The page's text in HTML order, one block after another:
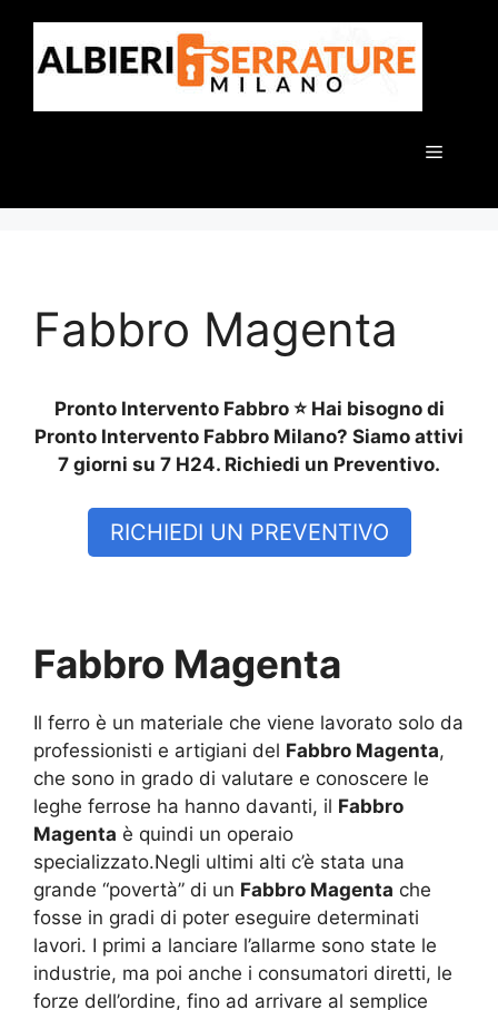
contenuto
Menu
Fabbro Magenta
Pronto Intervento Fabbro ⭐ Hai bisogno di
Pronto Intervento Fabbro Milano? Siamo attivi
7 giorni su 7 H24. Richiedi un Preventivo.
RICHIEDI UN PREVENTIVO
Fabbro Magenta
Il ferro è un materiale che viene lavorato solo da
professionisti e artigiani del Fabbro Magenta,
che sono in grado di valutare e conoscere le
leghe ferrose ha hanno davanti, il Fabbro
Magenta è quindi un operaio
specializzato.Negli ultimi alti c’è stata una
grande “povertà” di un Fabbro Magenta che
fosse in gradi di poter eseguire determinati
lavori. I primi a lanciare l’allarme sono state le
industrie, ma poi anche i consumatori diretti, le
forze dell’ordine, fino ad arrivare al semplice